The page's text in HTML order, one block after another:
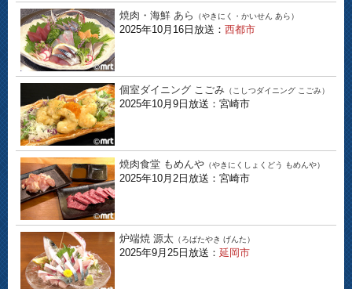
焼肉・海鮮 あら （やきにく・かいせん あら）
2025年10月16日放送： 西都市
個室ダイニング こごみ （こしつダイニング こごみ）
2025年10月9日放送：宮崎市
焼肉食堂 もめんや （やきにくしょくどう もめんや）
2025年10月2日放送：宮崎市
炉端焼 源太 （ろばたやき げんた）
2025年9月25日放送： 延岡市